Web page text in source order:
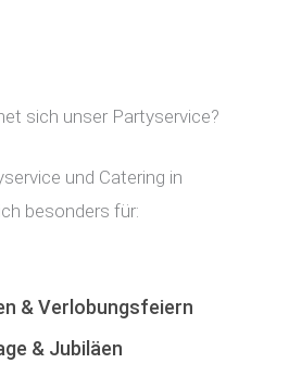
sich unser Partyservice?
und Catering in
besonders für:
& Verlobungsfeiern
& Jubiläen